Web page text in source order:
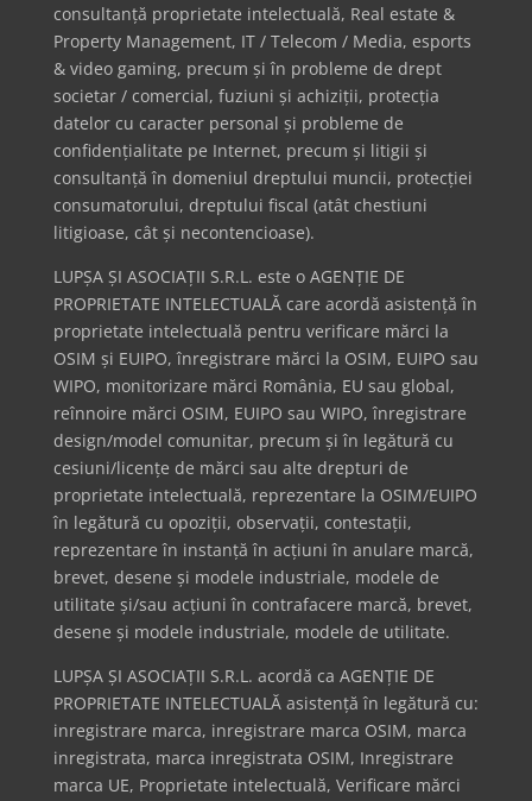
consultanță proprietate intelectuală, Real estate &
Property Management, IT / Telecom / Media, esports
& video gaming, precum și în probleme de drept
societar / comercial, fuziuni și achiziții, protecția
datelor cu caracter personal și probleme de
confidențialitate pe Internet, precum și litigii și
consultanță în domeniul dreptului muncii, protecției
consumatorului, dreptului fiscal (atât chestiuni
litigioase, cât și necontencioase).
LUPȘA ȘI ASOCIAȚII S.R.L. este o AGENȚIE DE
PROPRIETATE INTELECTUALĂ care acordă asistență în
proprietate intelectuală pentru verificare mărci la
OSIM și EUIPO, înregistrare mărci la OSIM, EUIPO sau
WIPO, monitorizare mărci România, EU sau global,
reînnoire mărci OSIM, EUIPO sau WIPO, înregistrare
design/model comunitar, precum și în legătură cu
cesiuni/licențe de mărci sau alte drepturi de
proprietate intelectuală, reprezentare la OSIM/EUIPO
în legătură cu opoziții, observații, contestații,
reprezentare în instanță în acțiuni în anulare marcă,
brevet, desene și modele industriale, modele de
utilitate și/sau acțiuni în contrafacere marcă, brevet,
desene și modele industriale, modele de utilitate.
LUPȘA ȘI ASOCIAȚII S.R.L. acordă ca AGENȚIE DE
PROPRIETATE INTELECTUALĂ asistență în legătură cu:
inregistrare marca, inregistrare marca OSIM, marca
inregistrata, marca inregistrata OSIM, Inregistrare
marca UE, Proprietate intelectuală, Verificare mărci